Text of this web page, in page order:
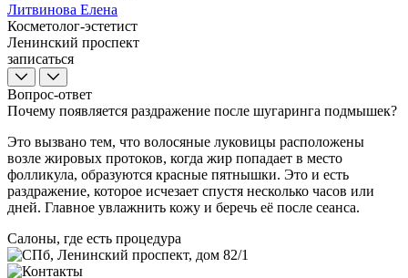
Литвинова Елена
Косметолог-эстетист
Ленинский проспект
записаться
Вопрос-ответ
Почему появляется раздражение после шугаринга подмышек?
Это вызвано тем, что волосяные луковицы расположены
возле жировых протоков, когда жир попадает в место
фолликула, образуются красные пятнышки. Это и есть
раздражение, которое исчезает спустя несколько часов или
дней. Главное увлажнить кожу и беречь её после сеанса.
Салоны, где есть процедура